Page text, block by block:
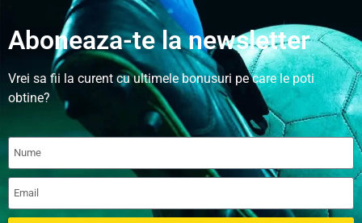
Aboneaza-te la newsletter
Vrei sa fii la curent cu ultimele bonusuri pe care le poti
obtine?